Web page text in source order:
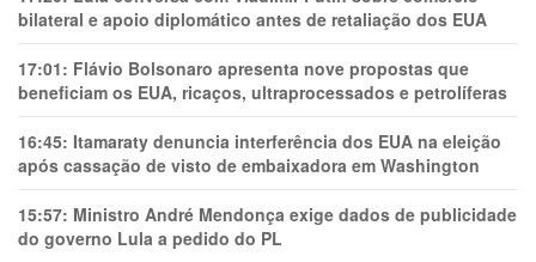
bilateral e apoio diplomático antes de retaliação dos EUA
17:01: Flávio Bolsonaro apresenta nove propostas que
beneficiam os EUA, ricaços, ultraprocessados e petrolíferas
16:45: Itamaraty denuncia interferência dos EUA na eleição
após cassação de visto de embaixadora em Washington
15:57: Ministro André Mendonça exige dados de publicidade
do governo Lula a pedido do PL